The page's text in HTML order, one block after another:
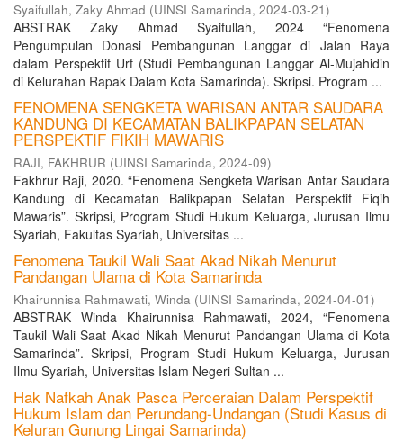
Syaifullah, Zaky Ahmad (UINSI Samarinda, 2024-03-21)
ABSTRAK Zaky Ahmad Syaifullah, 2024 “Fenomena
Pengumpulan Donasi Pembangunan Langgar di Jalan Raya
dalam Perspektif Urf (Studi Pembangunan Langgar Al-Mujahidin
di Kelurahan Rapak Dalam Kota Samarinda). Skripsi. Program ...
FENOMENA SENGKETA WARISAN ANTAR SAUDARA
KANDUNG DI KECAMATAN BALIKPAPAN SELATAN
PERSPEKTIF FIKIH MAWARIS
RAJI, FAKHRUR (UINSI Samarinda, 2024-09)
Fakhrur Raji, 2020. “Fenomena Sengketa Warisan Antar Saudara
Kandung di Kecamatan Balikpapan Selatan Perspektif Fiqih
Mawaris”. Skripsi, Program Studi Hukum Keluarga, Jurusan Ilmu
Syariah, Fakultas Syariah, Universitas ...
Fenomena Taukil Wali Saat Akad Nikah Menurut
Pandangan Ulama di Kota Samarinda
Khairunnisa Rahmawati, Winda (UINSI Samarinda, 2024-04-01)
ABSTRAK Winda Khairunnisa Rahmawati, 2024, “Fenomena
Taukil Wali Saat Akad Nikah Menurut Pandangan Ulama di Kota
Samarinda”. Skripsi, Program Studi Hukum Keluarga, Jurusan
Ilmu Syariah, Universitas Islam Negeri Sultan ...
Hak Nafkah Anak Pasca Perceraian Dalam Perspektif
Hukum Islam dan Perundang-Undangan (Studi Kasus di
Keluran Gunung Lingai Samarinda)